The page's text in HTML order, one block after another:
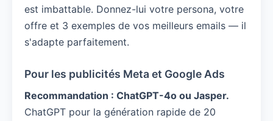
est imbattable. Donnez-lui votre persona, votre
offre et 3 exemples de vos meilleurs emails — il
s'adapte parfaitement.
Pour les publicités Meta et Google Ads
Recommandation : ChatGPT-4o ou Jasper.
ChatGPT pour la génération rapide de 20